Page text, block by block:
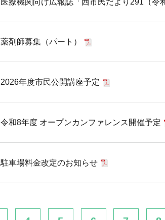
薬剤師募集（パート）
2026年度市民公開講座予定
令和8年度 オープンカンファレンス開催予定
駐車場料金改定のお知らせ